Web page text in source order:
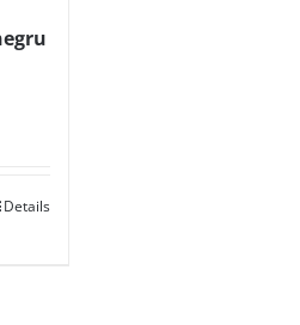
Details